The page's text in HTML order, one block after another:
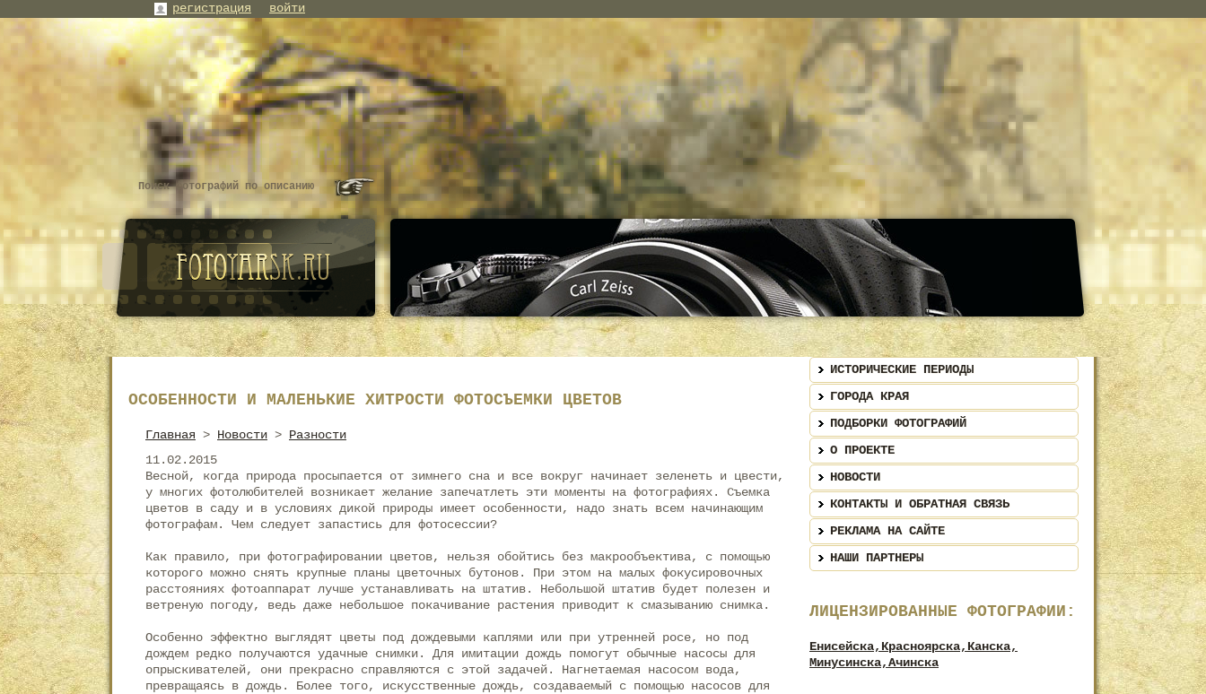
ОСОБЕННОСТИ И МАЛЕНЬКИЕ ХИТРОСТИ ФОТОСЪЕМКИ ЦВЕТОВ
Главная > Новости > Разности
11.02.2015
Весной, когда природа просыпается от зимнего сна и все вокруг начинает зеленеть и цвести,
у многих фотолюбителей возникает желание запечатлеть эти моменты на фотографиях. Съемка
цветов в саду и в условиях дикой природы имеет особенности, надо знать всем начинающим
фотографам. Чем следует запастись для фотосессии?
Как правило, при фотографировании цветов, нельзя обойтись без макрообъектива, с помощью
которого можно снять крупные планы цветочных бутонов. При этом на малых фокусировочных
расстояниях фотоаппарат лучше устанавливать на штатив. Небольшой штатив будет полезен и
ветреную погоду, ведь даже небольшое покачивание растения приводит к смазыванию снимка.
Особенно эффектно выглядят цветы под дождевыми каплями или при утренней росе, но под
дождем редко получаются удачные снимки. Для имитации дождь помогут обычные насосы для
опрыскивателей, они прекрасно справляются с этой задачей. Нагнетаемая насосом вода,
превращаясь в дождь. Более того, искусственные дождь, создаваемый с помощью насосов для
ИСТОРИЧЕСКИЕ ПЕРИОДЫ
ГОРОДА КРАЯ
ПОДБОРКИ ФОТОГРАФИЙ
О ПРОЕКТЕ
НОВОСТИ
КОНТАКТЫ И ОБРАТНАЯ СВЯЗЬ
РЕКЛАМА НА САЙТЕ
НАШИ ПАРТНЕРЫ
ЛИЦЕНЗИРОВАННЫЕ ФОТОГРАФИИ:
Енисейска, Красноярска, Канска,
Минусинска,Ачинска
регистрация войти